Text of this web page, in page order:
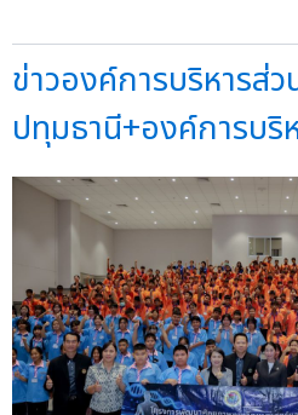
ข่าวองค์การบริหารส่
ปทุมธานี+องค์การบริ